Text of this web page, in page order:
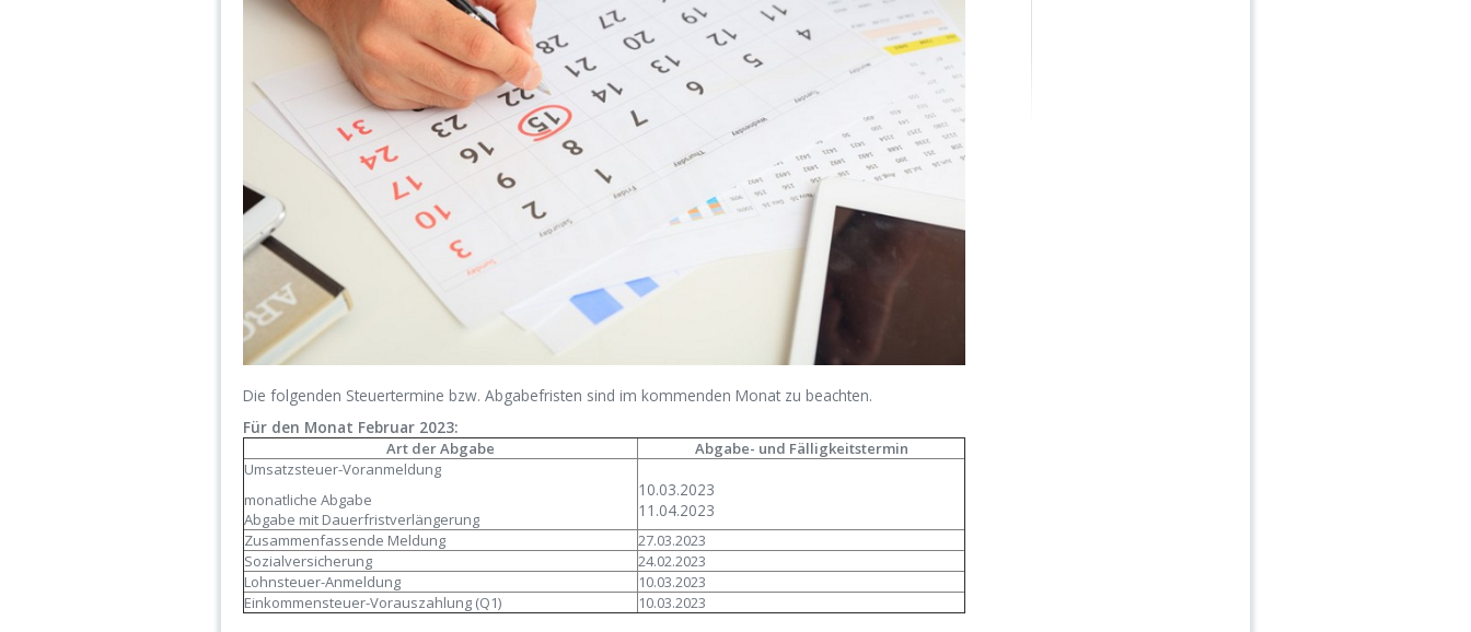
Die folgenden Steuertermine bzw. Abgabefristen sind im kommenden Monat zu beachten.
Für den Monat Februar 2023:
Art der Abgabe
Abgabe- und Fälligkeitstermin
Umsatzsteuer-Voranmeldung
monatliche Abgabe
Abgabe mit Dauerfristverlängerung
10.03.2023
11.04.2023
Zusammenfassende Meldung
27.03.2023
Sozialversicherung
24.02.2023
Lohnsteuer-Anmeldung
10.03.2023
Einkommensteuer-Vorauszahlung (Q1)
10.03.2023